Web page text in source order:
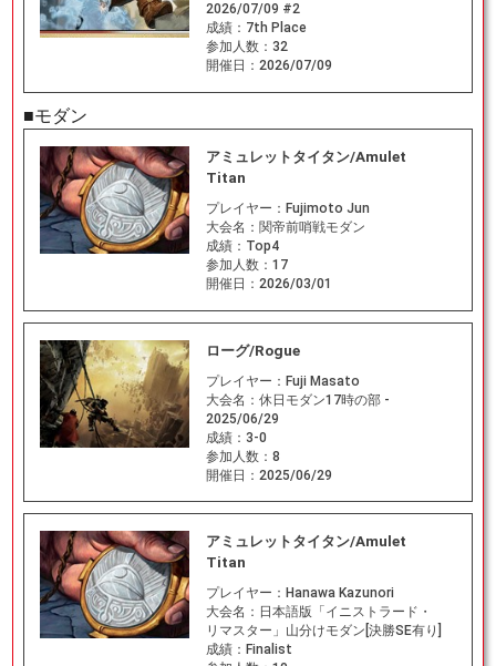
2026/07/09 #2
成績： 7th Place
参加人数： 32
開催日： 2026/07/09
■モダン
アミュレットタイタン/Amulet
Titan
プレイヤー： Fujimoto Jun
大会名： 関帝前哨戦モダン
成績： Top4
参加人数： 17
開催日： 2026/03/01
ローグ/Rogue
プレイヤー： Fuji Masato
大会名： 休日モダン17時の部 -
2025/06/29
成績： 3-0
参加人数： 8
開催日： 2025/06/29
アミュレットタイタン/Amulet
Titan
プレイヤー： Hanawa Kazunori
大会名： 日本語版「イニストラード・
リマスター」山分けモダン[決勝SE有り]
成績： Finalist